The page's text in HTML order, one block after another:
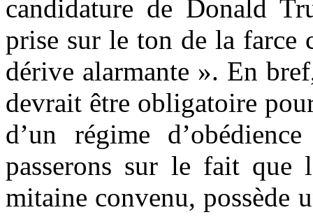
candidature de Donald
prise sur le ton de la farce
dérive alarmante ». En
devrait être obligatoire
d’un régime
passerons sur le fait que
mitaine convenu, possède